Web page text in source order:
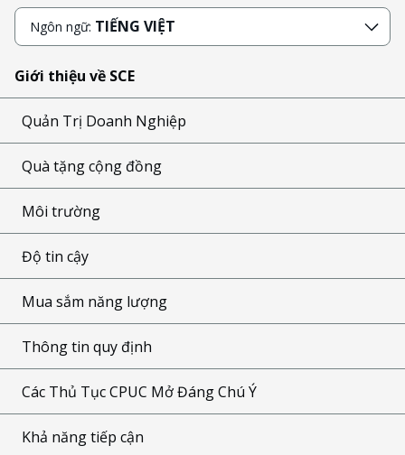
Ngôn ngữ: TIẾNG VIỆT
Giới thiệu về SCE
Quản Trị Doanh Nghiệp
Quà tặng cộng đồng
Môi trường
Độ tin cậy
Mua sắm năng lượng
Thông tin quy định
Các Thủ Tục CPUC Mở Đáng Chú Ý
Khả năng tiếp cận